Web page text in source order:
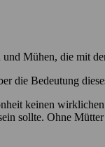
Mühen, die mit
Bedeutung
keinen
sollte. Ohne